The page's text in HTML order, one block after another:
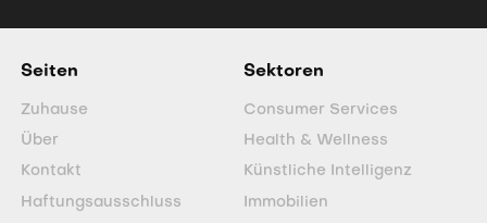
Seiten
Zuhause
Über
Kontakt
Haftungsausschluss
Sektoren
Consumer Services
Health & Wellness
Künstliche Intelligenz
Immobilien